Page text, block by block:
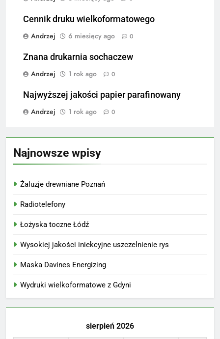
Cennik druku wielkoformatowego
Andrzej
6 miesięcy ago 0
Znana drukarnia sochaczew
Andrzej
1 rok ago 0
Najwyższej jakości papier parafinowany
Andrzej
1 rok ago 0
Najnowsze wpisy
Żaluzje drewniane Poznań
Radiotelefony
Łożyska toczne Łódź
Wysokiej jakości iniekcyjne uszczelnienie rys
Maska Davines Energizing
Wydruki wielkoformatowe z Gdyni
sierpień 2026